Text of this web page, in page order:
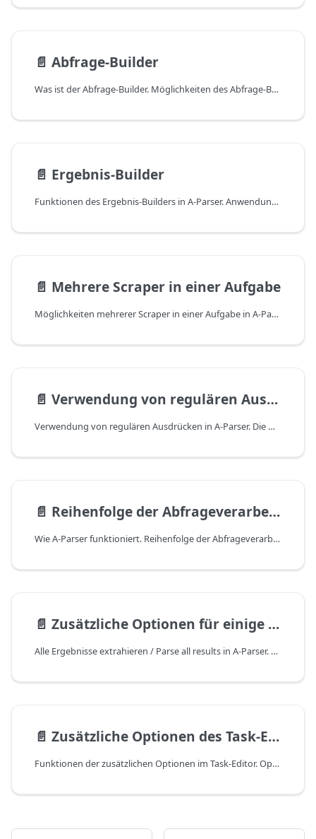
📄️ Abfrage-Builder
Was ist der Abfrage-Builder. Möglichkeiten des Abfrage-Builders. Beispiel für die Verwendung des Abfrage-Builders in A-Parser. Verwendung von Proxys unter Umgehung des Proxy-Checkers.
📄️ Ergebnis-Builder
Funktionen des Ergebnis-Builders in A-Parser. Anwendungsfälle für den Ergebnis-Builder in A-Parser. Beispiel für die Datenerfassung von Domains in A-Parser. Beispiel für die Datenerfassung von Snippets mit Bereinigung in A-Parser. Beispiel für die Datenerfassung mittels XPath in A-Parser.
📄️ Mehrere Scraper in einer Aufgabe
Möglichkeiten mehrerer Scraper in einer Aufgabe in A-Parser. So fügen Sie einen Scraper im Task-Editor hinzu. Beispiel für eine Domain-Analyse. Video zur Erstellung eines Presets aus mehreren Scrapern.
📄️ Verwendung von regulären Ausdrücken
Verwendung von regulären Ausdrücken in A-Parser. Die wichtigsten Anwendungsszenarien für reguläre Ausdrücke in A-Parser. Beschreibung der Funktionsweise regulärer Ausdrücke in A-Parser. Beispiele für reguläre Ausdrücke in A-Parser.
📄️ Reihenfolge der Abfrageverarbeitung
Wie A-Parser funktioniert. Reihenfolge der Abfrageverarbeitung. Der Lebenszyklus einer Abfrage in A-Parser. Die Verarbeitungsreihenfolge einer Abfrage vom Einlesen aus einer Datei (oder Text) bis zum Speichern des Endergebnisses in einer Datei.
📄️ Zusätzliche Optionen für einige Scraper
Alle Ergebnisse extrahieren / Parse all results in A-Parser. Bis zur Ebene extrahieren / Parse to level in A-Parser. Parse related to level in A-Parser. Weitere Optionen in A-Parser.
📄️ Zusätzliche Optionen des Task-Editors
Funktionen der zusätzlichen Optionen im Task-Editor. Optionen: Log führen, Unikalisierung speichern, Anzahl der Logs begrenzen, Priorität, Nach Abschluss starten, Ergebnisdatei für Abfragen verwenden, tools.js überschreiben, Aufgabe nach Abschluss löschen, URL nach Abschluss aufrufen.